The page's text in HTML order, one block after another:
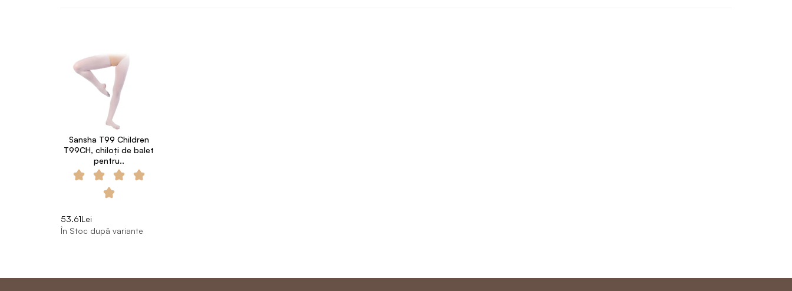
Sansha T99 Children
T99CH, chiloți de balet
pentru..
53.61Lei
În Stoc după variante